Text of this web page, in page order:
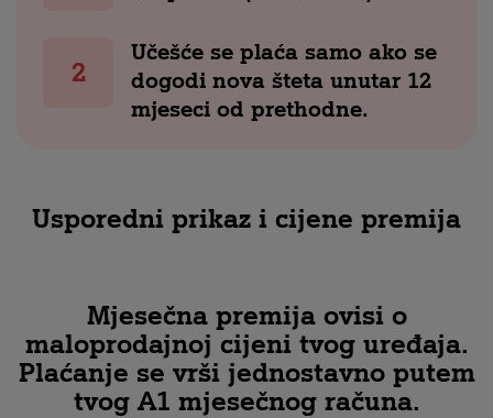
Učešće se plaća samo ako se
dogodi nova šteta unutar 12
mjeseci od prethodne.
Usporedni prikaz i cijene premija
Mjesečna premija ovisi o
maloprodajnoj cijeni tvog uređaja.
Plaćanje se vrši jednostavno putem
tvog A1 mjesečnog računa.